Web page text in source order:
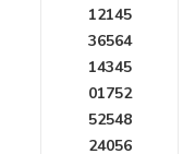
12145
36564
14345
01752
52548
24056